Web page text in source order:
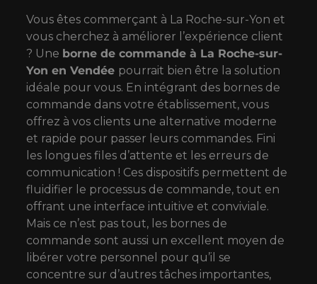
Vous êtes commerçant à La Roche-sur-Yon et
vous cherchez à améliorer l’expérience client
? Une borne de commande à La Roche-sur-
Yon en Vendée pourrait bien être la solution
idéale pour vous. En intégrant des bornes de
commande dans votre établissement, vous
offrez à vos clients une alternative moderne
et rapide pour passer leurs commandes. Fini
les longues files d’attente et les erreurs de
communication ! Ces dispositifs permettent de
fluidifier le processus de commande, tout en
offrant une interface intuitive et conviviale.
Mais ce n’est pas tout, les bornes de
commande sont aussi un excellent moyen de
libérer votre personnel pour qu’il se
concentre sur d’autres tâches importantes,